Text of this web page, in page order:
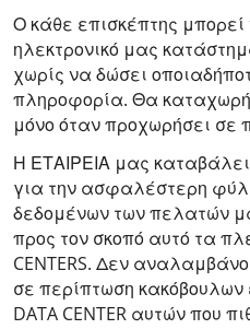
Ο κάθε επισκέπτης μπορεί
ηλεκτρονικό μας
χωρίς να δώσει
πληροφορία. Θα
μόνο όταν προχωρήσει σε
Η ΕΤΑΙΡΕΙΑ μας
για την ασφαλέστερη
δεδομένων των πελατών
προς τον σκοπό αυτό τα
CENTERS. Δεν
σε περίπτωση
DATA CENTER αυτών που